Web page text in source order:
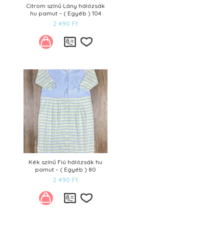
Citrom színű Lány hálózsák
hu pamut – ( Egyéb ) 104
2 490 Ft
Kívánságlistára
Kék színű Fiú hálózsák hu
pamut – ( Egyéb ) 80
2 490 Ft